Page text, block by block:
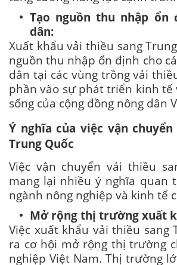
Tạo nguồn thu nhập ổn
dân:
Xuất khẩu vải thiều sang
nguồn thu nhập ổn định cho
dân tại các vùng trồng vải
phần vào sự phát triển kinh tế
sống của cộng đồng nông dân
Ý nghĩa của việc vận
Trung Quốc
Việc vận chuyển vải thiều
mang lại nhiều ý nghĩa quan
ngành nông nghiệp và kinh tế
Mở rộng thị trường xuất
Việc xuất khẩu vải thiều sang
ra cơ hội mở rộng thị trường
nghiệp Việt Nam. Thị trường